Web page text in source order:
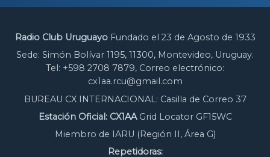
Radio Club UruguayoFundado el 23 de Agosto de 1933
Sede: Simón Bolívar 1195, 11300, Montevideo, Uruguay.
Tel: +598 2708 7879, Correo electrónico:
cx1aa.rcu@gmail.com
BUREAU CX INTERNACIONAL: Casilla de Correo 37
Estación Oficial: CX1AAGrid Locator GF15WC
Miembro de IARU (Región II, Área G)
Repetidoras: